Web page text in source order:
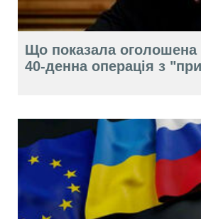
Що показала оголошена
40-денна операція з